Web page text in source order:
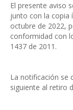
El presente aviso
junto con la copia
octubre de 2022,
conformidad con
1437 de 2011.
La notificación se
siguiente al retiro